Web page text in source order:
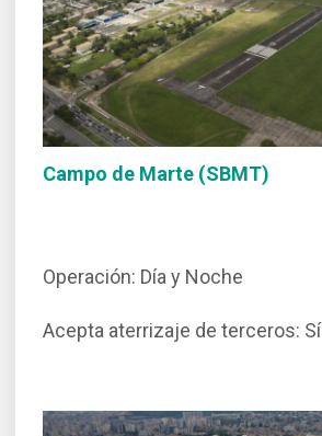
Campo de Marte (SBMT)
Operación: Día y Noche
Acepta aterrizaje de terceros: Sí